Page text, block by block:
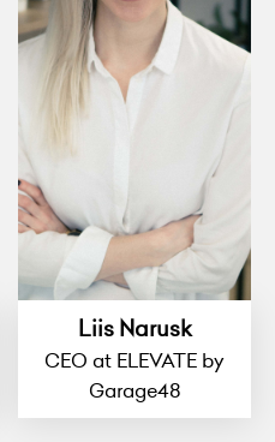
Liis Narusk
CEO at ELEVATE by
Garage48